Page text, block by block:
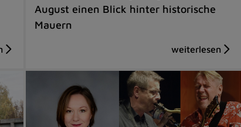
August einen Blick hinter historische
Mauern